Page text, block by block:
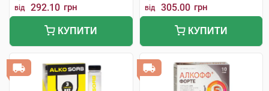
від 292.10 грн
КУПИТИ
від 305.00 грн
КУПИТИ